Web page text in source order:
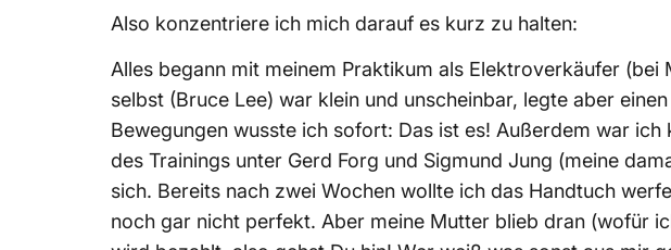
Also konzentriere ich mich darauf es kurz zu halten:
Alles begann mit meinem Praktikum als Elektroverkäufer
selbst (Bruce Lee) war klein und unscheinbar, legte aber
Bewegungen wusste ich sofort: Das ist es! Außerdem war
des Trainings unter Gerd Forg und Sigmund Jung (meine
sich. Bereits nach zwei Wochen wollte ich das Handtuch
noch gar nicht perfekt. Aber meine Mutter blieb dran (wofür